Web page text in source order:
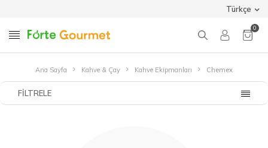
Türkçe
0
Ana Sayfa Kahve & Çay Kahve Ekipmanları Chemex
FILTRELE